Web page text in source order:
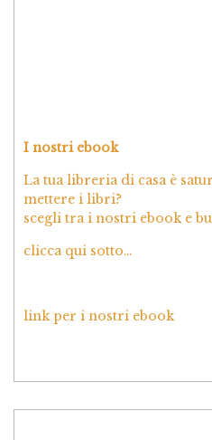
I nostri ebook
La tua libreria di casa è
mettere i libri?
scegli tra i nostri ebook e
clicca qui sotto…
link per i nostri ebook